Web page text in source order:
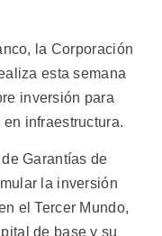
la Corporación
esta semana
inversión para
infraestructura.
Garantías de
la inversión
el Tercer Mundo,
de base y su